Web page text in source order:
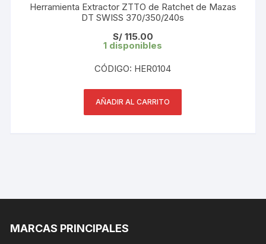
Herramienta Extractor ZTTO de Ratchet de Mazas
DT SWISS 370/350/240s
S/115.00
1 disponibles
CÓDIGO: HER0104
AÑADIR AL CARRITO
MARCAS PRINCIPALES